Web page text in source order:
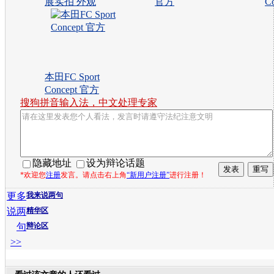
本田FC Sport
Concept 官方
搜狗拼音输入法，中文处理专家
隐藏地址 设为辩论话题
*欢迎您注册发言。请点击右上角“新用户注册”进行注册！
我来说两句
精华区
辩论区
更多
说两
句
>>